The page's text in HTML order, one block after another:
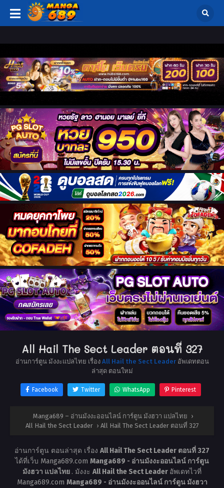
All Hail The Sect Leader ตอนที่ 327
อ่านการ์ตูน มังงะแปลไทย เรื่อง All Hail the Sect Leaderอัพเดทตอน
ล่าสุด ตอนใหม่
Facebook Twitter WhatsApp Pinterest
Manga689 – อ่านมังงะออนไลน์ การ์ตูน มังฮวา แปลไทย ›
All Hail the Sect Leader › All Hail The Sect Leader ตอนที่ 327
อ่านการ์ตูน ตอนล่าสุด เรื่อง All Hail The Sect Leader ตอนที่ 327
ได้ที่เว็บ Manga689.com Manga689 - อ่านมังงะออนไลน์ การ์ตูน
มังฮวา แปลไทย . มังงะ All Hail the Sect Leader อัพเดทไวที่
Manga689.com Manga689 - อ่านมังงะออนไลน์ การ์ตูน มังฮวา